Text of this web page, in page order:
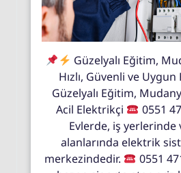
Güzelyalı Eğitim,
Hızlı, Güvenli ve
Güzelyalı Eğitim,
Acil Elektrikçi
0551
Evlerde, iş yerlerinde
alanlarında elektrik
merkezindedir.
0551